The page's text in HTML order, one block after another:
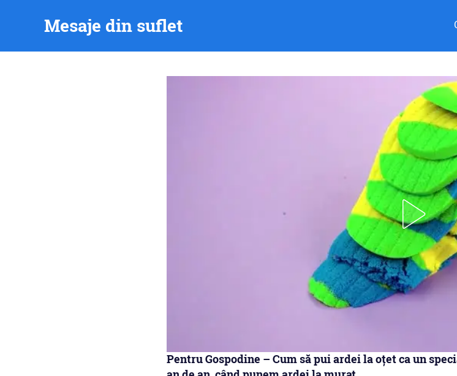
Mesaje din suflet
Pentru Gospodine – Cum să pui ardei la oțet ca un